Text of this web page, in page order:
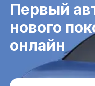
Первый
нового
онлайн